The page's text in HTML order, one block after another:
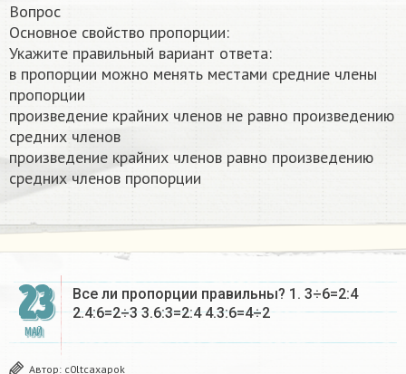
Вопрос
Основное свойство пропорции:
Укажите правильный вариант ответа:
в пропорции можно менять местами средние члены
пропорции
произведение крайних членов не равно произведению
средних членов
произведение крайних членов равно произведению
средних членов пропорции​
23
МАЙ
Все ли пропорции правильны? 1. 3÷6=2:4
2.4:6=2÷3 3.6:3=2:4 4.3:6=4÷2​
Автор: c0ltcaxapok